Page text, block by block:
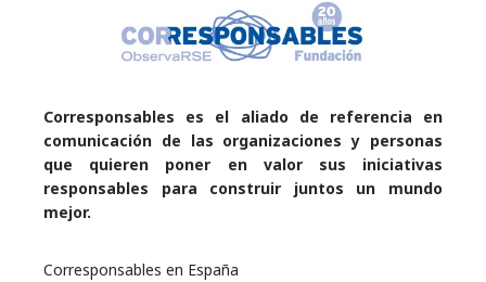
Corresponsables es el aliado de referencia en
comunicación de las organizaciones y personas
que quieren poner en valor sus iniciativas
responsables para construir juntos un mundo
mejor.
Corresponsables en España